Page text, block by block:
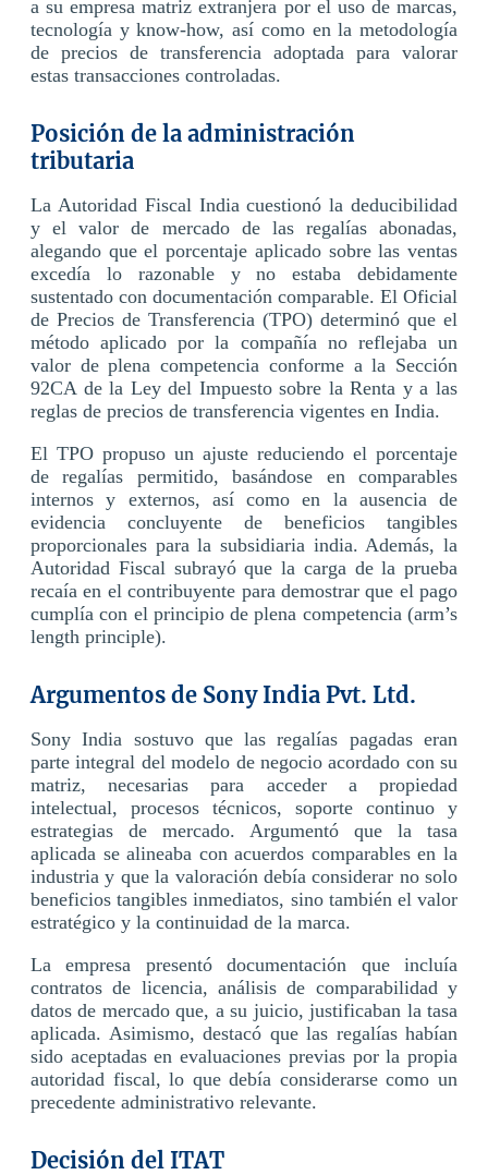
a su empresa matriz extranjera por el uso de marcas,
tecnología y know-how, así como en la metodología
de precios de transferencia adoptada para valorar
estas transacciones controladas.
Posición de la administración
tributaria
La Autoridad Fiscal India cuestionó la deducibilidad
y el valor de mercado de las regalías abonadas,
alegando que el porcentaje aplicado sobre las ventas
excedía lo razonable y no estaba debidamente
sustentado con documentación comparable. El Oficial
de Precios de Transferencia (TPO) determinó que el
método aplicado por la compañía no reflejaba un
valor de plena competencia conforme a la Sección
92CA de la Ley del Impuesto sobre la Renta y a las
reglas de precios de transferencia vigentes en India.
El TPO propuso un ajuste reduciendo el porcentaje
de regalías permitido, basándose en comparables
internos y externos, así como en la ausencia de
evidencia concluyente de beneficios tangibles
proporcionales para la subsidiaria india. Además, la
Autoridad Fiscal subrayó que la carga de la prueba
recaía en el contribuyente para demostrar que el pago
cumplía con el principio de plena competencia (arm’s
length principle).
Argumentos de Sony India Pvt. Ltd.
Sony India sostuvo que las regalías pagadas eran
parte integral del modelo de negocio acordado con su
matriz, necesarias para acceder a propiedad
intelectual, procesos técnicos, soporte continuo y
estrategias de mercado. Argumentó que la tasa
aplicada se alineaba con acuerdos comparables en la
industria y que la valoración debía considerar no solo
beneficios tangibles inmediatos, sino también el valor
estratégico y la continuidad de la marca.
La empresa presentó documentación que incluía
contratos de licencia, análisis de comparabilidad y
datos de mercado que, a su juicio, justificaban la tasa
aplicada. Asimismo, destacó que las regalías habían
sido aceptadas en evaluaciones previas por la propia
autoridad fiscal, lo que debía considerarse como un
precedente administrativo relevante.
Decisión del ITAT